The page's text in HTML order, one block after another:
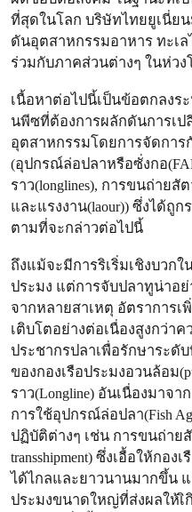
ที่สุดในโลก บริษัทไทยยูเนี่ย
ดันอุตสาหกรรมอาหาร ทะเ
ร่วมกับภาคส่วนต่างๆ ในห่ว
เนื้อหาต่อไปนี้เป็นข้อตกลงร
นพีซที่ต้องการผลักดันการเป
อุตสาหกรรมโดยการจัดกา
(อุปกรณ์ล่อปลาหรือซั่งกอ
ราว(longlines), การขนถ่ายสัต
และแรงงาน(laour)) ซึ่งได้ถู
ตามที่จะกล่าวต่อไปนี้
ถึงแม้จะมีการริเริ่มเชิงบวก
ประมง แต่การจับปลาทูน่าอ
จากหลายสาเหตุ อัตราการเ
เติบโตอย่างต่อเนื่องสูงกว่า
ประชากรปลาเพื่อรักษาระดั
ของกองเรือประมงอวนล้อม
ราว(Longline) อันเนื่องมาจ
การใช้อุปกรณ์ล่อปลา(Fish
ปฏิบัติต่างๆ เช่น การขนถ่ายสั
transshipment) ซึ่งเอื้อให้กอ
ได้ไกลและยาวนานมากขึ้น แ
ประมงขนาดใหญ่ที่ส่งผลให้เิ